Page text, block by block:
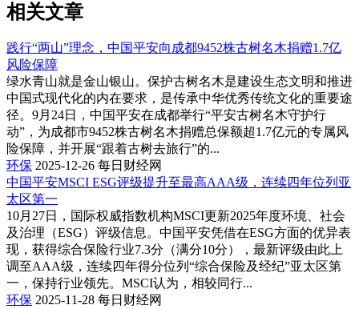
相关文章
践行“两山”理念，中国平安向成都9452株古树名木捐赠1.7亿
风险保障
绿水青山就是金山银山。保护古树名木是建设生态文明和推进
中国式现代化的内在要求，是传承中华优秀传统文化的重要途
径。9月24日，中国平安在成都举行“平安古树名木守护行
动”，为成都市9452株古树名木捐赠总保额超1.7亿元的专属风
险保障，并开展“跟着古树去旅行”的...
环保 2025-12-26 每日财经网
中国平安MSCI ESG评级提升至最高AAA级，连续四年位列亚
太区第一
10月27日，国际权威指数机构MSCI更新2025年度环境、社会
及治理（ESG）评级信息。中国平安凭借在ESG方面的优异表
现，获得综合保险行业7.3分（满分10分），最新评级由此上
调至AAA级，连续四年得分位列“综合保险及经纪”亚太区第
一，保持行业领先。MSCI认为，相较同行...
环保 2025-11-28 每日财经网